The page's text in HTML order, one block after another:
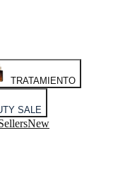
TRATAMIENTO
SALE
New